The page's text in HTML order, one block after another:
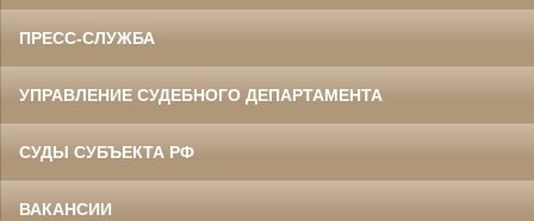
ПРЕСС-СЛУЖБА
УПРАВЛЕНИЕ СУДЕБНОГО ДЕПАРТАМЕНТА
СУДЫ СУБЪЕКТА РФ
ВАКАНСИИ